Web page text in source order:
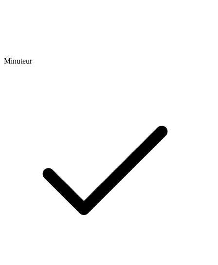
Minuteur